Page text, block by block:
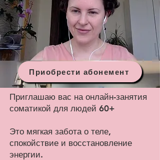
Приобрести абонемент
Приглашаю вас на онлайн-занятия
соматикой для людей 60+
Это мягкая забота о теле,
спокойствие и восстановление
энергии.